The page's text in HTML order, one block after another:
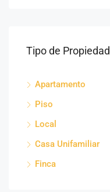
Tipo de Propiedad
Apartamento
Piso
Local
Casa Unifamiliar
Finca